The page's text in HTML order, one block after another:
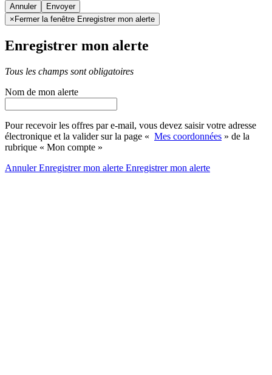
Annuler
× Fermer la fenêtre Enregistrer mon alerte
Enregistrer mon alerte
Tous les champs sont obligatoires
Nom de mon alerte
Pour recevoir les offres par e-mail, vous devez saisir votre adresse
électronique et la valider sur la page « Mes coordonnées » de la
rubrique « Mon compte »
AnnulerEnregistrer mon alerte Enregistrermon alerte